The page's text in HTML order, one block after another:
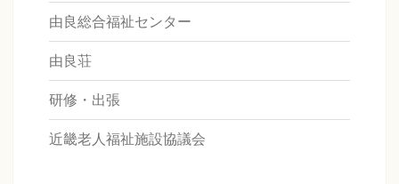
由良総合福祉センター
由良荘
研修・出張
近畿老人福祉施設協議会